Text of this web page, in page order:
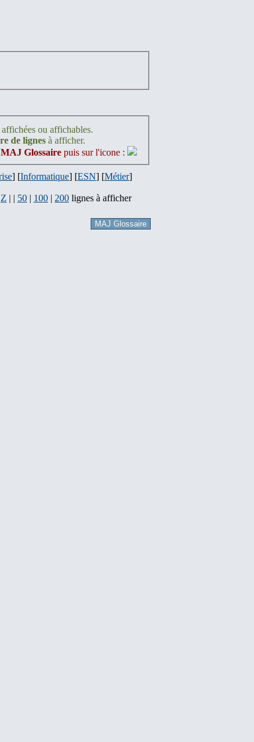
ou affichables.
de lignes à afficher.
MAJ Glossaire puis sur l'icone :
] [Informatique] [ESN] [Métier]
Z | | 50 | 100 | 200 lignes à afficher